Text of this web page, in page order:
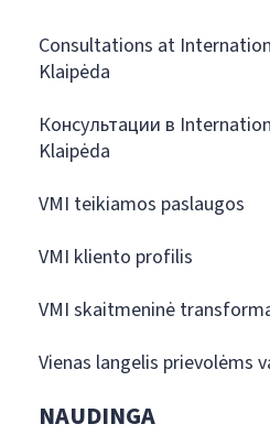
Consultations at
Klaipėda
Консультации в
Klaipėda
VMI teikiamos paslaugos
VMI kliento profilis
VMI skaitmeninė
Vienas langelis prievolėms
NAUDINGA